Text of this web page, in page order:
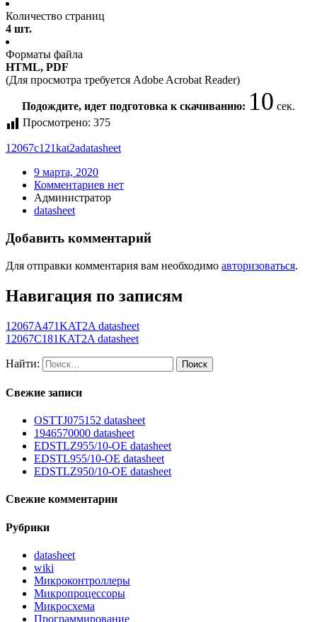
Количество страниц
4 шт.
Форматы файла
HTML, PDF
(Для просмотра требуется Adobe Acrobat Reader)
Подождите, идет подготовка к скачиванию: 10 сек.
Просмотрено: 375
12067c121kat2adatasheet
9 марта, 2020
Комментариев нет
Администратор
datasheet
Добавить комментарий
Для отправки комментария вам необходимо авторизоваться.
Навигация по записям
12067A471KAT2A datasheet
12067C181KAT2A datasheet
Найти:
Свежие записи
OSTTJ075152 datasheet
1946570000 datasheet
EDSTLZ955/10-OE datasheet
EDSTL955/10-OE datasheet
EDSTLZ950/10-OE datasheet
Свежие комментарии
Рубрики
datasheet
wiki
Микроконтроллеры
Микропроцессоры
Микросхема
Программирование